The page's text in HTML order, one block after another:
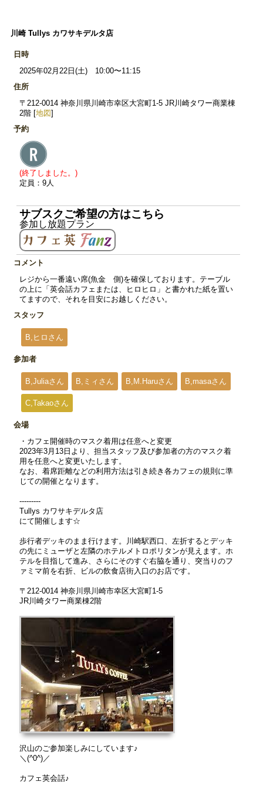
川崎 Tullys カワサキデルタ店
日時
2025年02月22日(土) 10:00〜11:15
住所
〒212-0014 神奈川県川崎市幸区大宮町1-5 JR川崎タワー商業棟
2階 [地図]
予約
(終了しました。)
定員：9人
サブスクご希望の方はこちら
参加し放題プラン
コメント
レジから一番遠い席(魚金 側)を確保しております。テーブル
の上に「英会話カフェまたは、ヒロヒロ」と書かれた紙を置い
てますので、それを目安にお越しください。
スタッフ
B,ヒロさん
参加者
B,Juliaさん B,ミィさん B,M.Haruさん B,masaさん
C,Takaoさん
会場
・カフェ開催時のマスク着用は任意へと変更
2023年3月13日より、担当スタッフ及び参加者の方のマスク着
用を任意へと変更いたします。
なお、着席距離などの利用方法は引き続き各カフェの規則に準
じての開催となります。
---------
Tullys カワサキデルタ店
にて開催します☆
歩行者デッキのまま行けます。川崎駅西口、左折するとデッキ
の先にミューザと左隣のホテルメトロポリタンが見えます。ホ
テルを目指して進み、さらにそのすぐ右脇を通り、突当りのフ
ァミマ前を右折、ビルの飲食店街入口のお店です。
〒212-0014 神奈川県川崎市幸区大宮町1-5
JR川崎タワー商業棟2階
沢山のご参加楽しみにしています♪
＼(^0^)／
カフェ英会話♪